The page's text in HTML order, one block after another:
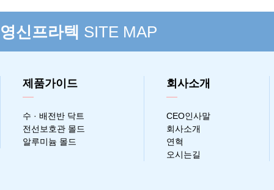
영신프라텍 SITE MAP
제품가이드
수 · 배전반 닥트
전선보호관 몰드
알루미늄 몰드
회사소개
CEO인사말
회사소개
연혁
오시는길